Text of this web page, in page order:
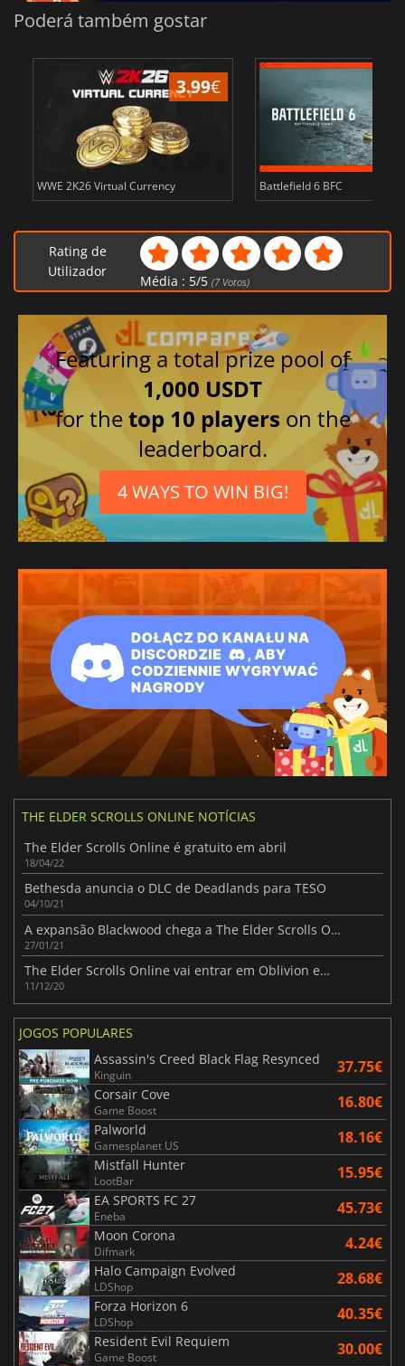
Poderá também gostar
3.99€
WWE 2K26 Virtual Currency Battlefield 6 BFC
Rating de
Utilizador
Média : 5/5 (7Votos)
Featuring a total prize pool of
1,000 USDT
for thetop 10 players on the
leaderboard.
4 WAYS TO WIN BIG!
THE ELDER SCROLLS ONLINE NOTÍCIAS
The Elder Scrolls Online é gratuito em abril
18/04/22
Bethesda anuncia o DLC de Deadlands para TESO
04/10/21
A expansão Blackwood chega a The Elder Scrolls Online
27/01/21
The Elder Scrolls Online vai entrar em Oblivion em 2021
11/12/20
JOGOS POPULARES
Assassin's Creed Black Flag Resynced
Kinguin 37.75€
Corsair Cove
Game Boost 16.80€
Palworld
Gamesplanet US 18.16€
Mistfall Hunter
LootBar 15.95€
EA SPORTS FC 27
Eneba 45.73€
Moon Corona
Difmark 4.24€
Halo Campaign Evolved
LDShop 28.68€
Forza Horizon 6
LDShop 40.35€
Resident Evil Requiem
Game Boost 30.00€